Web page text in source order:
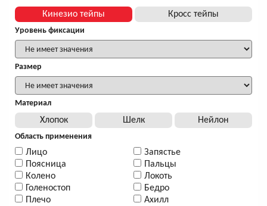
Кинезио тейпы Кросс тейпы
Уровень фиксации
Размер
Материал
Хлопок Шелк Нейлон
Область применения
Лицо
Поясница
Колено
Голеностоп
Плечо
Запястье
Пальцы
Локоть
Бедро
Ахилл